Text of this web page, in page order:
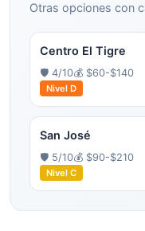
Otras opciones con
Centro El Tigre
🛡️ 4/10💰 $60-$140
Nivel D
San José
🛡️ 5/10💰 $90-$210
Nivel C